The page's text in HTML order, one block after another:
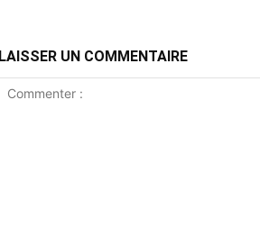
LAISSER UN COMMENTAIRE